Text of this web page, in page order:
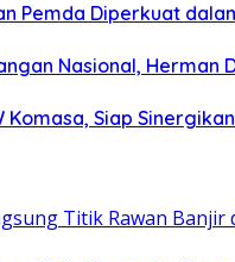
Pemda Diperkuat
Nasional, Herman
Siap